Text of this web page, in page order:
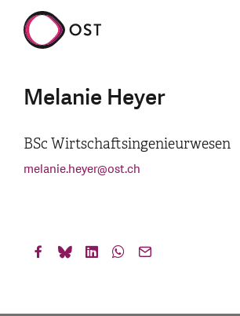
Melanie Heyer
BSc Wirtschaftsingenieurwesen
melanie.heyer@ost.ch